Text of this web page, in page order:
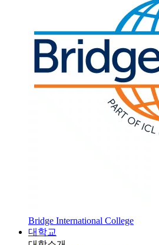
대학교
대학소개